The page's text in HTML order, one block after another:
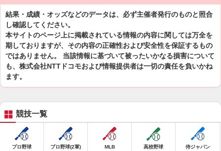
結果・成績・オッズなどのデータは、必ず主催者発行のものと照合
し確認してください。
本サイトのページ上に掲載されている情報の内容に関しては万全を
期しておりますが、その内容の正確性および安全性を保証するもの
ではありません。 当該情報に基づいて被ったいかなる損害について
も、株式会社NTTドコモおよび情報提供者は一切の責任を負いかね
ます。
競技一覧
プロ野球 プロ野球(2軍) MLB 高校野球 侍ジャパン